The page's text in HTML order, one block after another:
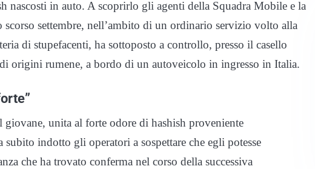
nascosti in auto. A scoprirlo gli agenti della Squadra Mobile e la
settembre, nell’ambito di un ordinario servizio volto alla
di stupefacenti, ha sottoposto a controllo, presso il casello
origini rumene, a bordo di un autoveicolo in ingresso in Italia.
giovane, unita al forte odore di hashish proveniente
indotto gli operatori a sospettare che egli potesse
che ha trovato conferma nel corso della successiva